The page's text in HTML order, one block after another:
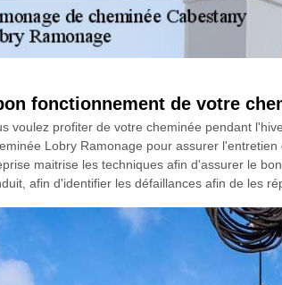
fonctionnement de votre
voulez profiter de votre cheminée pendant
Lobry Ramonage pour assurer
maitrise les techniques afin d'assurer le
afin d'identifier les défaillances afin de les